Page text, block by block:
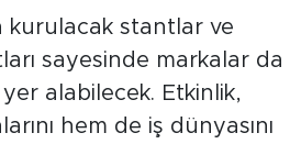
kurulacak stantlar ve
sayesinde markalar da
alabilecek. Etkinlik,
hem de iş dünyasını